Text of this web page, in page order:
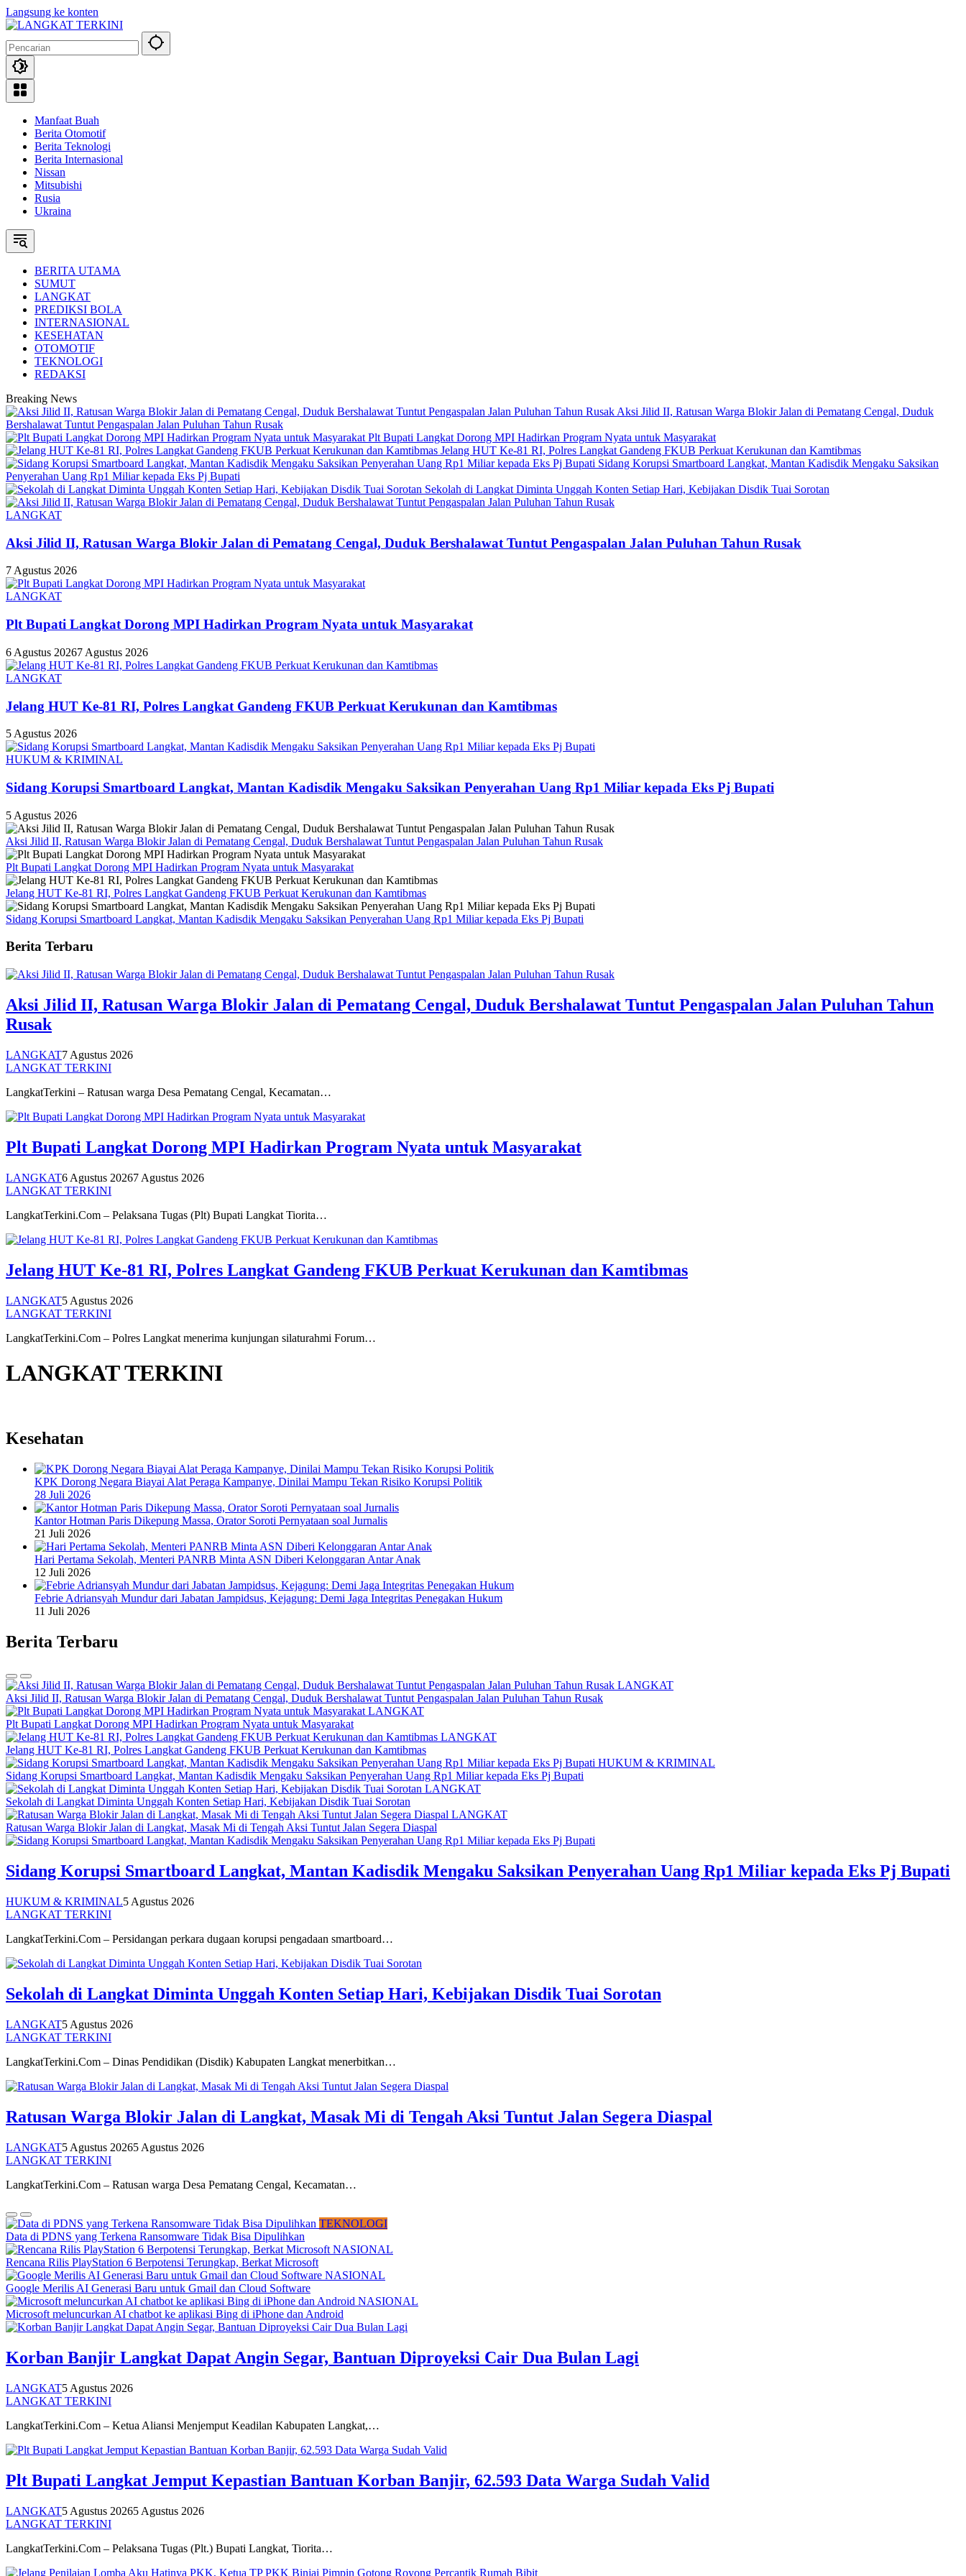
Langsung ke konten
Manfaat Buah
Berita Otomotif
Berita Teknologi
Berita Internasional
Nissan
Mitsubishi
Rusia
Ukraina
BERITA UTAMA
SUMUT
LANGKAT
PREDIKSI BOLA
INTERNASIONAL
KESEHATAN
OTOMOTIF
TEKNOLOGI
REDAKSI
Breaking News
Aksi Jilid II, Ratusan Warga Blokir Jalan di Pematang Cengal, Duduk
Bershalawat Tuntut Pengaspalan Jalan Puluhan Tahun Rusak
Plt Bupati Langkat Dorong MPI Hadirkan Program Nyata untuk Masyarakat
Jelang HUT Ke-81 RI, Polres Langkat Gandeng FKUB Perkuat Kerukunan dan Kamtibmas
Sidang Korupsi Smartboard Langkat, Mantan Kadisdik Mengaku Saksikan
Penyerahan Uang Rp1 Miliar kepada Eks Pj Bupati
Sekolah di Langkat Diminta Unggah Konten Setiap Hari, Kebijakan Disdik Tuai Sorotan
LANGKAT
Aksi Jilid II, Ratusan Warga Blokir Jalan di Pematang Cengal, Duduk Bershalawat Tuntut Pengaspalan Jalan Puluhan Tahun Rusak
7 Agustus 2026
LANGKAT
Plt Bupati Langkat Dorong MPI Hadirkan Program Nyata untuk Masyarakat
6 Agustus 20267 Agustus 2026
LANGKAT
Jelang HUT Ke-81 RI, Polres Langkat Gandeng FKUB Perkuat Kerukunan dan Kamtibmas
5 Agustus 2026
HUKUM & KRIMINAL
Sidang Korupsi Smartboard Langkat, Mantan Kadisdik Mengaku Saksikan Penyerahan Uang Rp1 Miliar kepada Eks Pj Bupati
5 Agustus 2026
Aksi Jilid II, Ratusan Warga Blokir Jalan di Pematang Cengal, Duduk Bershalawat Tuntut Pengaspalan Jalan Puluhan Tahun Rusak
Plt Bupati Langkat Dorong MPI Hadirkan Program Nyata untuk Masyarakat
Jelang HUT Ke-81 RI, Polres Langkat Gandeng FKUB Perkuat Kerukunan dan Kamtibmas
Sidang Korupsi Smartboard Langkat, Mantan Kadisdik Mengaku Saksikan Penyerahan Uang Rp1 Miliar kepada Eks Pj Bupati
Berita Terbaru
Aksi Jilid II, Ratusan Warga Blokir Jalan di Pematang Cengal, Duduk Bershalawat Tuntut Pengaspalan Jalan Puluhan Tahun
Rusak
LANGKAT7 Agustus 2026
LANGKAT TERKINI
LangkatTerkini – Ratusan warga Desa Pematang Cengal, Kecamatan…
Plt Bupati Langkat Dorong MPI Hadirkan Program Nyata untuk Masyarakat
LANGKAT6 Agustus 20267 Agustus 2026
LANGKAT TERKINI
LangkatTerkini.Com – Pelaksana Tugas (Plt) Bupati Langkat Tiorita…
Jelang HUT Ke-81 RI, Polres Langkat Gandeng FKUB Perkuat Kerukunan dan Kamtibmas
LANGKAT5 Agustus 2026
LANGKAT TERKINI
LangkatTerkini.Com – Polres Langkat menerima kunjungan silaturahmi Forum…
LANGKAT TERKINI
Kesehatan
KPK Dorong Negara Biayai Alat Peraga Kampanye, Dinilai Mampu Tekan Risiko Korupsi Politik
28 Juli 2026
Kantor Hotman Paris Dikepung Massa, Orator Soroti Pernyataan soal Jurnalis
21 Juli 2026
Hari Pertama Sekolah, Menteri PANRB Minta ASN Diberi Kelonggaran Antar Anak
12 Juli 2026
Febrie Adriansyah Mundur dari Jabatan Jampidsus, Kejagung: Demi Jaga Integritas Penegakan Hukum
11 Juli 2026
Berita Terbaru
LANGKAT
Aksi Jilid II, Ratusan Warga Blokir Jalan di Pematang Cengal, Duduk Bershalawat Tuntut Pengaspalan Jalan Puluhan Tahun Rusak
LANGKAT
Plt Bupati Langkat Dorong MPI Hadirkan Program Nyata untuk Masyarakat
LANGKAT
Jelang HUT Ke-81 RI, Polres Langkat Gandeng FKUB Perkuat Kerukunan dan Kamtibmas
HUKUM & KRIMINAL
Sidang Korupsi Smartboard Langkat, Mantan Kadisdik Mengaku Saksikan Penyerahan Uang Rp1 Miliar kepada Eks Pj Bupati
LANGKAT
Sekolah di Langkat Diminta Unggah Konten Setiap Hari, Kebijakan Disdik Tuai Sorotan
LANGKAT
Ratusan Warga Blokir Jalan di Langkat, Masak Mi di Tengah Aksi Tuntut Jalan Segera Diaspal
Sidang Korupsi Smartboard Langkat, Mantan Kadisdik Mengaku Saksikan Penyerahan Uang Rp1 Miliar kepada Eks Pj Bupati
HUKUM & KRIMINAL5 Agustus 2026
LANGKAT TERKINI
LangkatTerkini.Com – Persidangan perkara dugaan korupsi pengadaan smartboard…
Sekolah di Langkat Diminta Unggah Konten Setiap Hari, Kebijakan Disdik Tuai Sorotan
LANGKAT5 Agustus 2026
LANGKAT TERKINI
LangkatTerkini.Com – Dinas Pendidikan (Disdik) Kabupaten Langkat menerbitkan…
Ratusan Warga Blokir Jalan di Langkat, Masak Mi di Tengah Aksi Tuntut Jalan Segera Diaspal
LANGKAT5 Agustus 20265 Agustus 2026
LANGKAT TERKINI
LangkatTerkini.Com – Ratusan warga Desa Pematang Cengal, Kecamatan…
TEKNOLOGI
Data di PDNS yang Terkena Ransomware Tidak Bisa Dipulihkan
NASIONAL
Rencana Rilis PlayStation 6 Berpotensi Terungkap, Berkat Microsoft
NASIONAL
Google Merilis AI Generasi Baru untuk Gmail dan Cloud Software
NASIONAL
Microsoft meluncurkan AI chatbot ke aplikasi Bing di iPhone dan Android
Korban Banjir Langkat Dapat Angin Segar, Bantuan Diproyeksi Cair Dua Bulan Lagi
LANGKAT5 Agustus 2026
LANGKAT TERKINI
LangkatTerkini.Com – Ketua Aliansi Menjemput Keadilan Kabupaten Langkat,…
Plt Bupati Langkat Jemput Kepastian Bantuan Korban Banjir, 62.593 Data Warga Sudah Valid
LANGKAT5 Agustus 20265 Agustus 2026
LANGKAT TERKINI
LangkatTerkini.Com – Pelaksana Tugas (Plt.) Bupati Langkat, Tiorita…